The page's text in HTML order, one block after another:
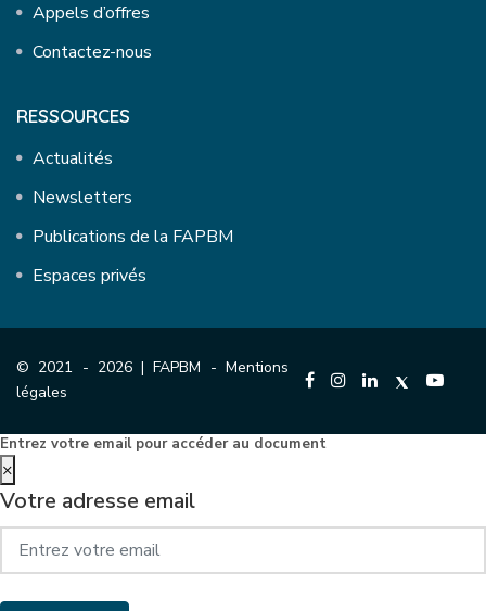
Appels d’offres
Contactez-nous
RESSOURCES
Actualités
Newsletters
Publications de la FAPBM
Espaces privés
© 2021 - 2026 | FAPBM - Mentions
légales
Entrez votre email pour accéder au document
×
Votre adresse email